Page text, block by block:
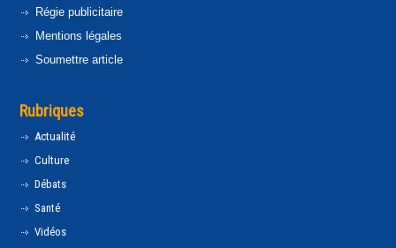
Régie publicitaire
Mentions légales
Soumettre article
Rubriques
Actualité
Culture
Débats
Santé
Vidéos